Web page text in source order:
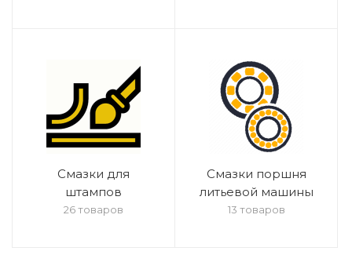
Смазки для
штампов
26 товаров
Смазки поршня
литьевой машины
13 товаров